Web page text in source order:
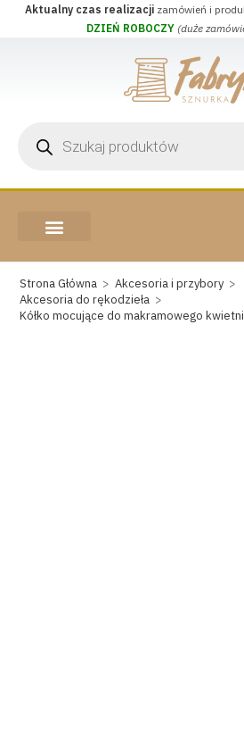
Aktualny czas realizacjizamówień i
DZIEŃ ROBOCZY (duże
Strona Główna > Akcesoria i przybory >
Akcesoria do rękodzieła >
Kółko mocujące do makramowego